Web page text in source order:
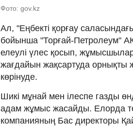
Фото: gov.kz
Ал, "Еңбекті қорғау
бойынша "Торғай-Петролеум"
елеулі үлес қосып,
жағдайын жақсартуда орнықты
көрінуде.
Шикі мұнай мен ілеспе газды
адам жұмыс жасайды. Елорда
компанияның Бас директоры